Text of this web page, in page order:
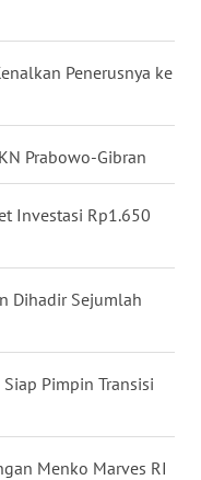
Penerusnya ke
Prabowo-Gibran
Investasi Rp1.650
Dihadir Sejumlah
Pimpin Transisi
Menko Marves RI